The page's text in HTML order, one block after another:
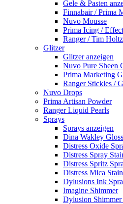
Gele & Pasten
Finnabair / Prima
Nuvo Mousse
Prima Icing /
Ranger / Tim
Glitzer
Glitzer anzeigen
Nuvo Pure Sheen
Prima Marketing
Ranger Stickles /
Nuvo Drops
Prima Artisan Powder
Ranger Liquid Pearls
Sprays
Sprays anzeigen
Dina Wakley
Distress Oxide
Distress Spray
Distress Spritz
Distress Mica Stain
Dylusions Ink
Imagine Shimmer
Dylusion Shimmer